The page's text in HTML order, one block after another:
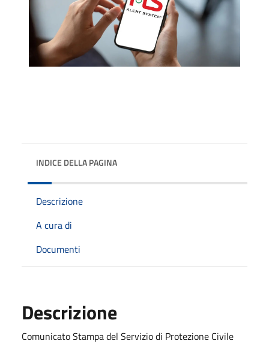
INDICE DELLA PAGINA
Descrizione
A cura di
Documenti
Descrizione
Comunicato Stampa del Servizio di Protezione Civile